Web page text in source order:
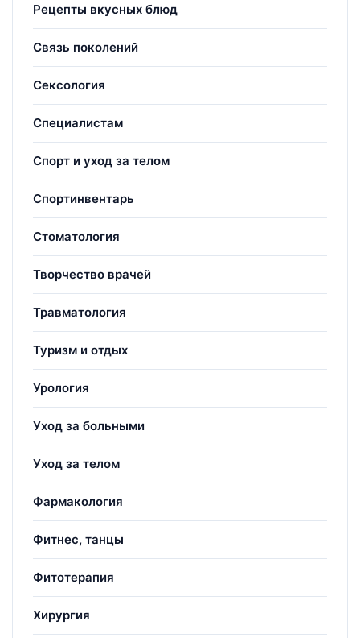
Рецепты вкусных блюд
Связь поколений
Сексология
Специалистам
Спорт и уход за телом
Спортинвентарь
Стоматология
Творчество врачей
Травматология
Туризм и отдых
Урология
Уход за больными
Уход за телом
Фармакология
Фитнес, танцы
Фитотерапия
Хирургия